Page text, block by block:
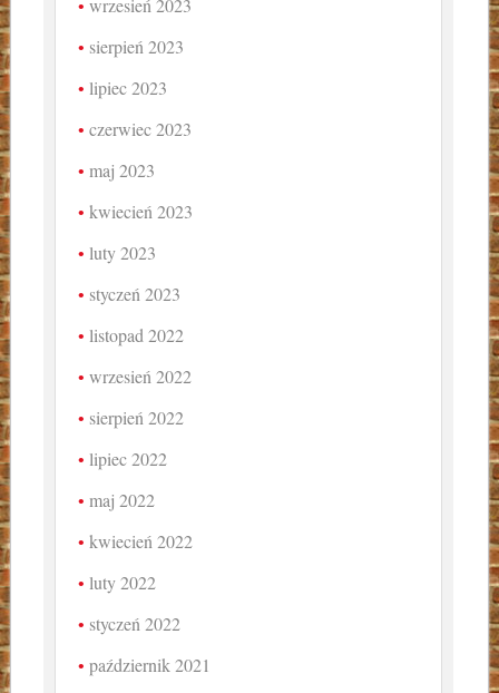
wrzesień 2023
sierpień 2023
lipiec 2023
czerwiec 2023
maj 2023
kwiecień 2023
luty 2023
styczeń 2023
listopad 2022
wrzesień 2022
sierpień 2022
lipiec 2022
maj 2022
kwiecień 2022
luty 2022
styczeń 2022
październik 2021